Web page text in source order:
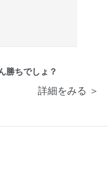
勝ちでしょ？
詳細をみる ＞